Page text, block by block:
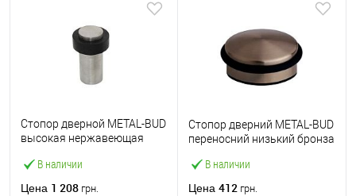
В наличии
Стопор дверной METAL-BUD
высокая нержавеющая
Цена 1 208 грн.
В наличии
Стопор дверний METAL-BUD
переносний низький бронза
Цена 412 грн.